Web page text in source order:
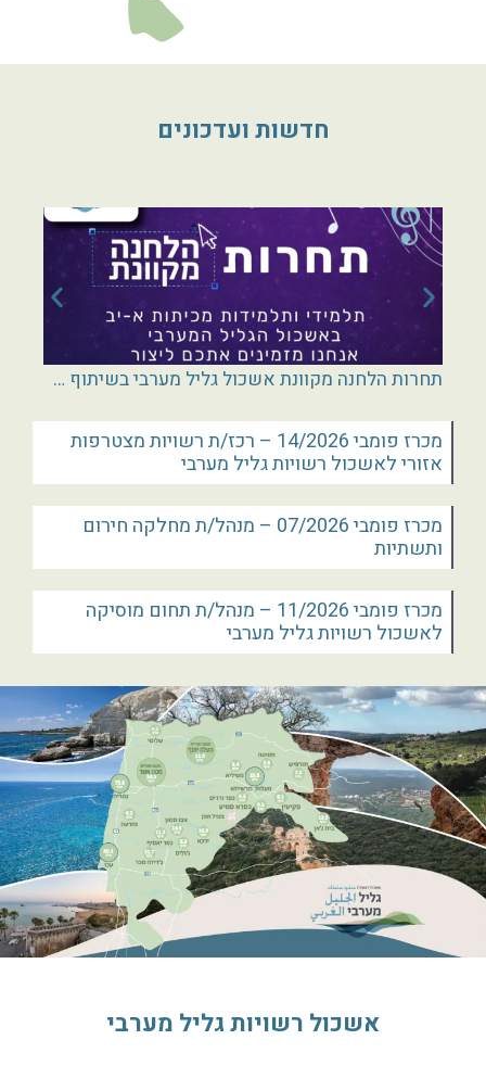
חדשות ועדכונים
תחרות הלחנה מקוונת אשכול גליל מערבי בשיתוף חנות פיקולו כל נגינה בנהריה
מכרז פומבי 14/2026 – רכז/ת רשויות מצטרפות
אזורי לאשכול רשויות גליל מערבי
מכרז פומבי 07/2026 – מנהל/ת מחלקה חירום
ותשתיות
מכרז פומבי 11/2026 – מנהל/ת תחום מוסיקה
לאשכול רשויות גליל מערבי
אשכול רשויות גליל מערבי